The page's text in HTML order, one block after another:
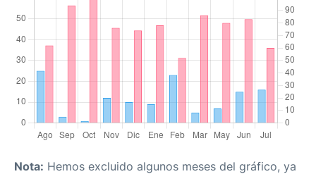
Nota: Hemos excluido algunos meses del gráfico, ya